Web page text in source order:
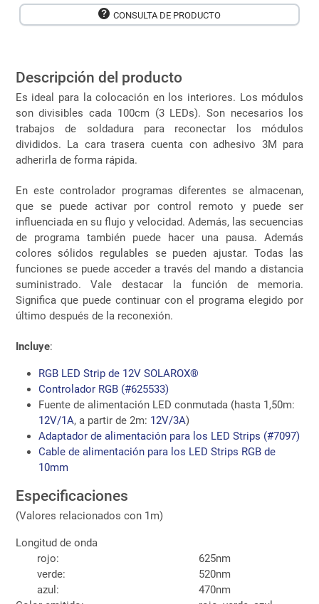
CONSULTA DE PRODUCTO
Descripción del producto
Es ideal para la colocación en los interiores. Los módulos
son divisibles cada 100cm (3 LEDs). Son necesarios los
trabajos de soldadura para reconectar los módulos
divididos. La cara trasera cuenta con adhesivo 3M para
adherirla de forma rápida.
En este controlador programas diferentes se almacenan,
que se puede activar por control remoto y puede ser
influenciada en su flujo y velocidad. Además, las secuencias
de programa también puede hacer una pausa. Además
colores sólidos regulables se pueden ajustar. Todas las
funciones se puede acceder a través del mando a distancia
suministrado. Vale destacar la función de memoria.
Significa que puede continuar con el programa elegido por
último después de la reconexión.
Incluye:
RGB LED Strip de 12V SOLAROX®
Controlador RGB (#625533)
Fuente de alimentación LED conmutada (hasta 1,50m:
12V/1A, a partir de 2m: 12V/3A)
Adaptador de alimentación para los LED Strips (#7097)
Cable de alimentación para los LED Strips RGB de
10mm
Especificaciones
(Valores relacionados con 1m)
Longitud de onda
rojo:
625nm
verde:
520nm
azul:
470nm